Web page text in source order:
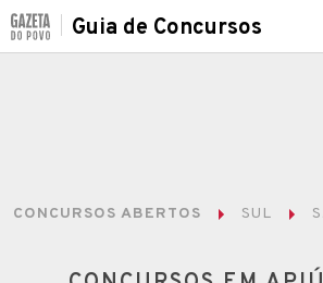
Guia de Concursos
CONCURSOS ABERTOS SUL